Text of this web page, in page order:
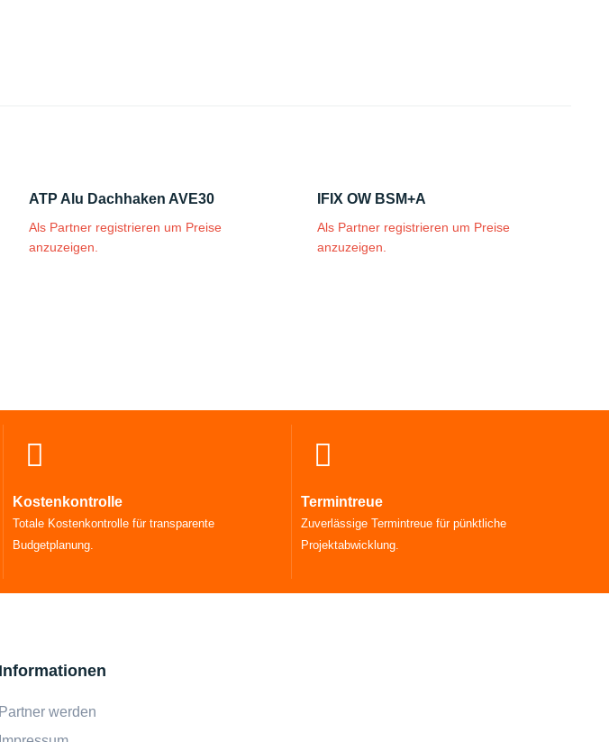
ATP Alu Dachhaken AVE30
Als Partner registrieren um Preise
anzuzeigen.
IFIX OW BSM+A
Als Partner registrieren um Preise
anzuzeigen.
Kostenkontrolle
Totale Kostenkontrolle für transparente
Budgetplanung.
Termintreue
Zuverlässige Termintreue für pünktliche
Projektabwicklung.
Informationen
Partner werden